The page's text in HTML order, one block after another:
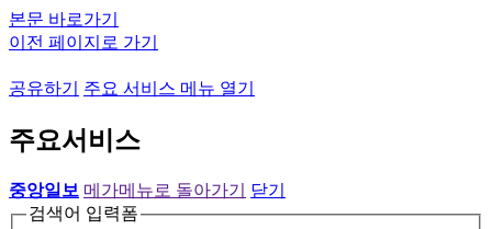
본문 바로가기
이전 페이지로 가기
공유하기 주요 서비스 메뉴 열기
주요서비스
중앙일보 메가메뉴로 돌아가기
닫기
검색어 입력폼